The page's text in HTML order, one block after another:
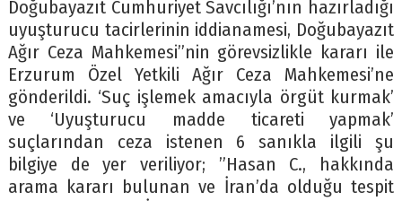
Doğubayazıt Cumhuriyet Savcılığı’nın hazırladığı
uyuşturucu tacirlerinin iddianamesi, Doğubayazıt
Ağır Ceza Mahkemesi”nin görevsizlikle kararı ile
Erzurum Özel Yetkili Ağır Ceza Mahkemesi’ne
gönderildi. ‘Suç işlemek amacıyla örgüt kurmak’
ve ‘Uyuşturucu madde ticareti yapmak’
suçlarından ceza istenen 6 sanıkla ilgili şu
bilgiye de yer veriliyor; ”Hasan C., hakkında
arama kararı bulunan ve İran’da olduğu tespit